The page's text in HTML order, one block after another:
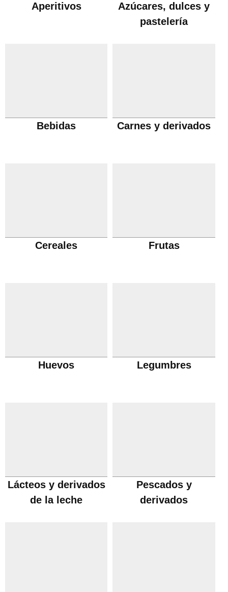
Aperitivos
Azúcares, dulces y
pastelería
Bebidas Carnes y derivados
Cereales Frutas
Huevos Legumbres
Lácteos y derivados
de la leche
Pescados y
derivados